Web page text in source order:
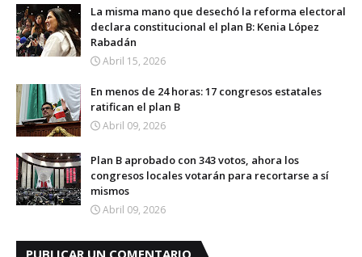
La misma mano que desechó la reforma electoral
declara constitucional el plan B: Kenia López
Rabadán
Abril 15, 2026
En menos de 24 horas: 17 congresos estatales
ratifican el plan B
Abril 09, 2026
Plan B aprobado con 343 votos, ahora los
congresos locales votarán para recortarse a sí
mismos
Abril 09, 2026
PUBLICAR UN COMENTARIO